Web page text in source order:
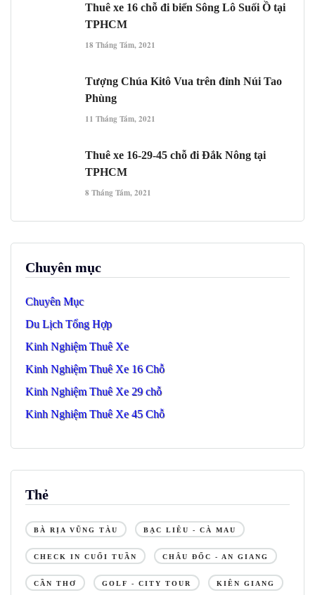
Thuê xe 16 chỗ đi biển Sông Lô Suối Ồ tại
TPHCM
18 Tháng Tám, 2021
Tượng Chúa Kitô Vua trên đỉnh Núi Tao
Phùng
11 Tháng Tám, 2021
Thuê xe 16-29-45 chỗ đi Đắk Nông tại
TPHCM
8 Tháng Tám, 2021
Chuyên mục
Chuyên Mục
Du Lịch Tổng Hợp
Kinh Nghiệm Thuê Xe
Kinh Nghiệm Thuê Xe 16 Chỗ
Kinh Nghiệm Thuê Xe 29 chỗ
Kinh Nghiệm Thuê Xe 45 Chỗ
Thẻ
BÀ RỊA VŨNG TÀU BẠC LIÊU - CÀ MAU
CHECK IN CUỐI TUẦN CHÂU ĐỐC - AN GIANG
CẦN THƠ GOLF - CITY TOUR KIÊN GIANG